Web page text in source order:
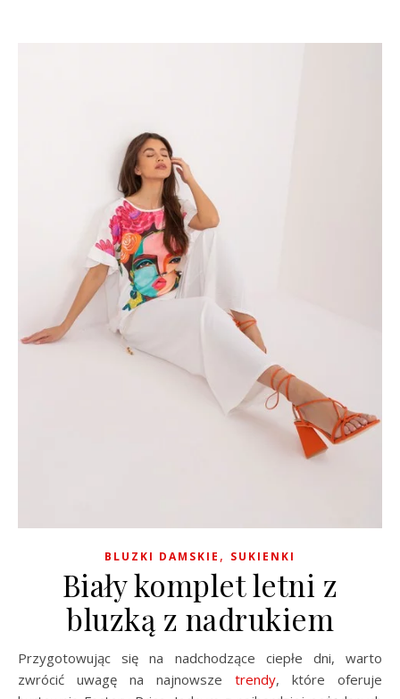
BLUZKI DAMSKIE , SUKIENKI
Biały komplet letni z
bluzką z nadrukiem
Przygotowując się na nadchodzące ciepłe dni, warto
zwrócić uwagę na najnowsze trendy, które oferuje